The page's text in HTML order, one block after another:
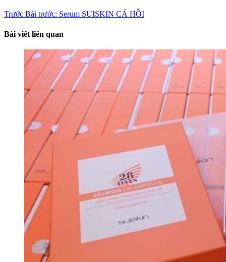
Trước Bài trước: Serum SUISKIN CÁ HỒI
Bài viết liên quan